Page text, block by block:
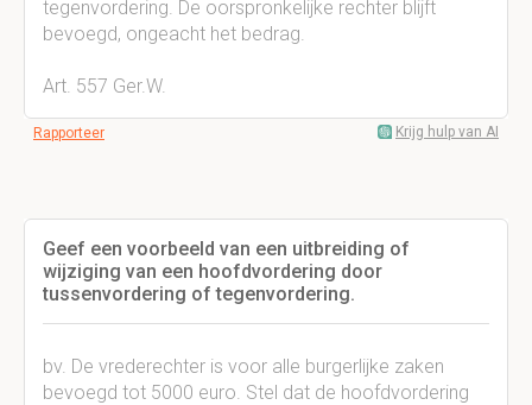
tegenvordering. De oorspronkelijke rechter blijft
bevoegd, ongeacht het bedrag.
Art. 557 Ger.W.
Rapporteer Krijg hulp van AI
Geef een voorbeeld van een uitbreiding of
wijziging van een hoofdvordering door
tussenvordering of tegenvordering.
bv. De vrederechter is voor alle burgerlijke zaken
bevoegd tot 5000 euro. Stel dat de hoofdvordering